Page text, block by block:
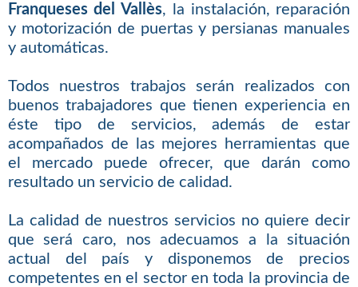
Franqueses del Vallès, la instalación, reparación
y motorización de puertas y persianas manuales
y automáticas.
Todos nuestros trabajos serán realizados con
buenos trabajadores que tienen experiencia en
éste tipo de servicios, además de estar
acompañados de las mejores herramientas que
el mercado puede ofrecer, que darán como
resultado un servicio de calidad.
La calidad de nuestros servicios no quiere decir
que será caro, nos adecuamos a la situación
actual del país y disponemos de precios
competentes en el sector en toda la provincia de